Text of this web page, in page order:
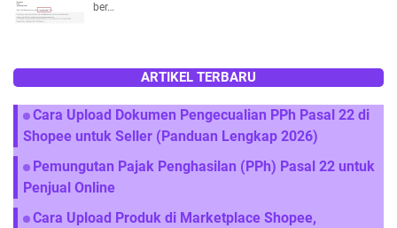
ber…
ARTIKEL TERBARU
Cara Upload Dokumen Pengecualian PPh Pasal 22 di
Shopee untuk Seller (Panduan Lengkap 2026)
Pemungutan Pajak Penghasilan (PPh) Pasal 22 untuk
Penjual Online
Cara Upload Produk di Marketplace Shopee,